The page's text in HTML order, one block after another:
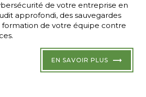
de votre entreprise en
approfondi, des sauvegardes
formation de votre équipe contre
EN SAVOIR PLUS